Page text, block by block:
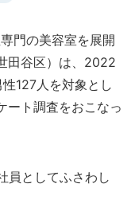
門の美容室を展開
田谷区）は、2022
127人を対象とし
ート調査をおこなっ
としてふさわし